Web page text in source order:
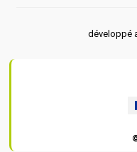
développé